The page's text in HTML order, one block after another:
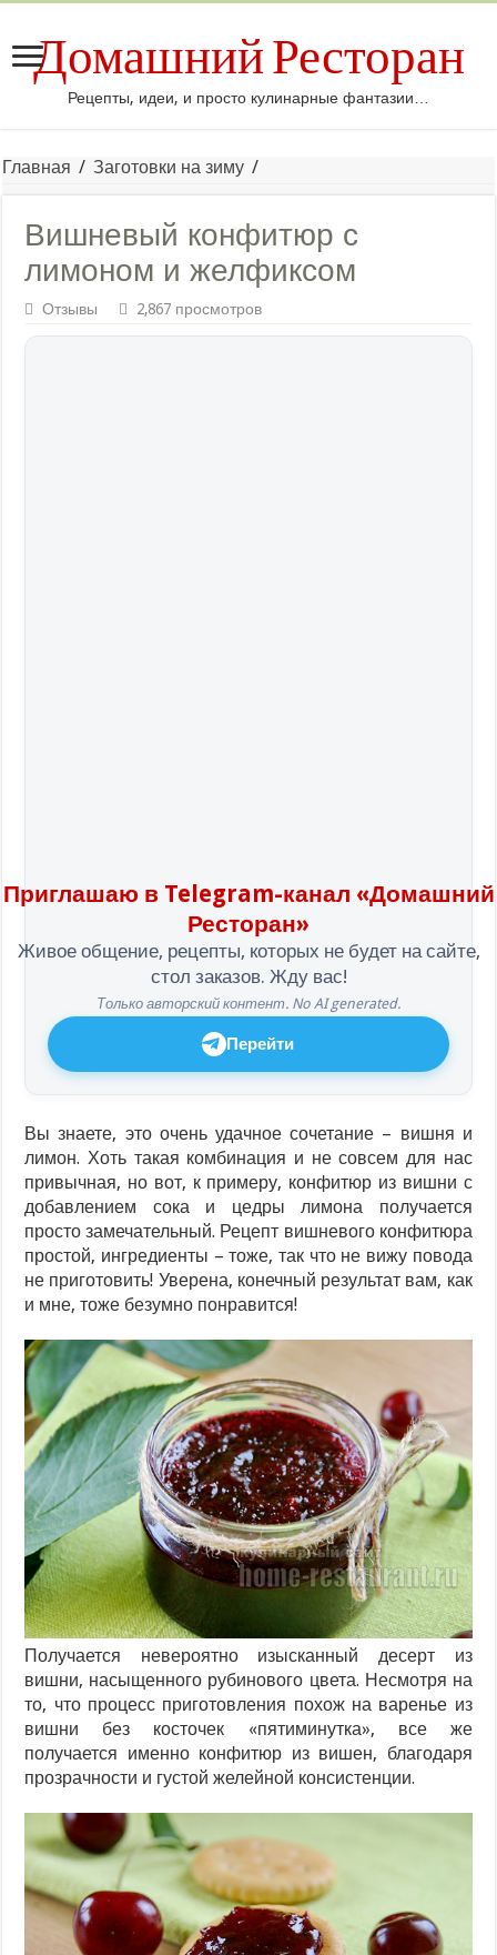
Домашний Ресторан
Рецепты, идеи, и просто кулинарные фантазии…
Главная / Заготовки на зиму /
Вишневый конфитюр с
лимоном и желфиксом
Отзывы 2,867 просмотров
Приглашаю в Telegram-канал «Домашний
Ресторан»
Живое общение, рецепты, которых не будет на сайте,
стол заказов. Жду вас!
Только авторский контент. No AI generated.
Перейти
Вы знаете, это очень удачное сочетание – вишня и
лимон. Хоть такая комбинация и не совсем для нас
привычная, но вот, к примеру, конфитюр из вишни с
добавлением сока и цедры лимона получается
просто замечательный. Рецепт вишневого конфитюра
простой, ингредиенты – тоже, так что не вижу повода
не приготовить! Уверена, конечный результат вам, как
и мне, тоже безумно понравится!
Получается невероятно изысканный десерт из
вишни, насыщенного рубинового цвета. Несмотря на
то, что процесс приготовления похож на варенье из
вишни без косточек «пятиминутка», все же
получается именно конфитюр из вишен, благодаря
прозрачности и густой желейной консистенции.